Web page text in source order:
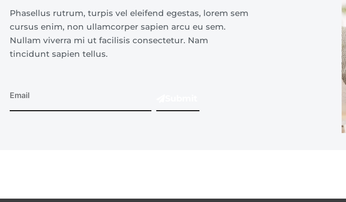
Phasellus rutrum, turpis vel eleifend egestas, lorem sem
cursus enim, non ullamcorper sapien arcu eu sem.
Nullam viverra mi ut facilisis consectetur. Nam
tincidunt sapien tellus.